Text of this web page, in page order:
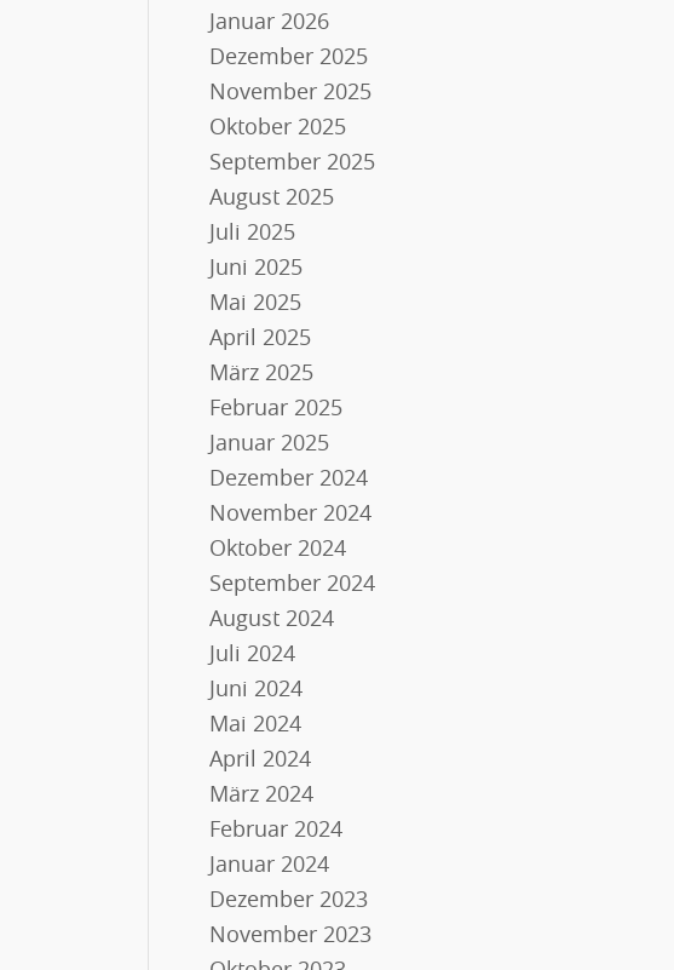
Januar 2026
Dezember 2025
November 2025
Oktober 2025
September 2025
August 2025
Juli 2025
Juni 2025
Mai 2025
April 2025
März 2025
Februar 2025
Januar 2025
Dezember 2024
November 2024
Oktober 2024
September 2024
August 2024
Juli 2024
Juni 2024
Mai 2024
April 2024
März 2024
Februar 2024
Januar 2024
Dezember 2023
November 2023